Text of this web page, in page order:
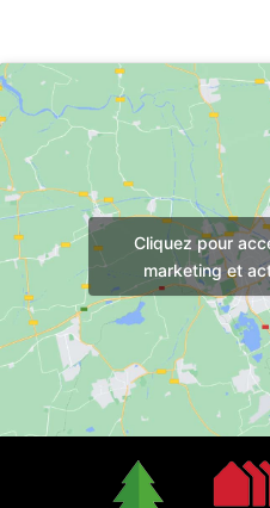
Cliquez pour
marketing et